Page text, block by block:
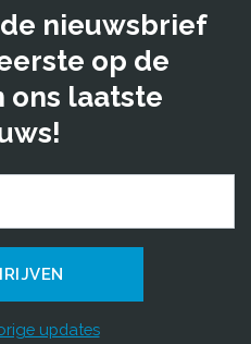
nieuwsbrief
op de
ons laatste
updates